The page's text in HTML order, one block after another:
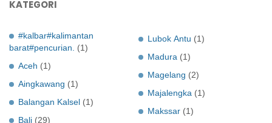
KATEGORI
#kalbar#kalimantan
barat#pencurian.
(1)
Aceh (1)
Aingkawang (1)
Balangan Kalsel (1)
Bali (29)
Lubok Antu (1)
Madura (1)
Magelang (2)
Majalengka (1)
Makssar (1)